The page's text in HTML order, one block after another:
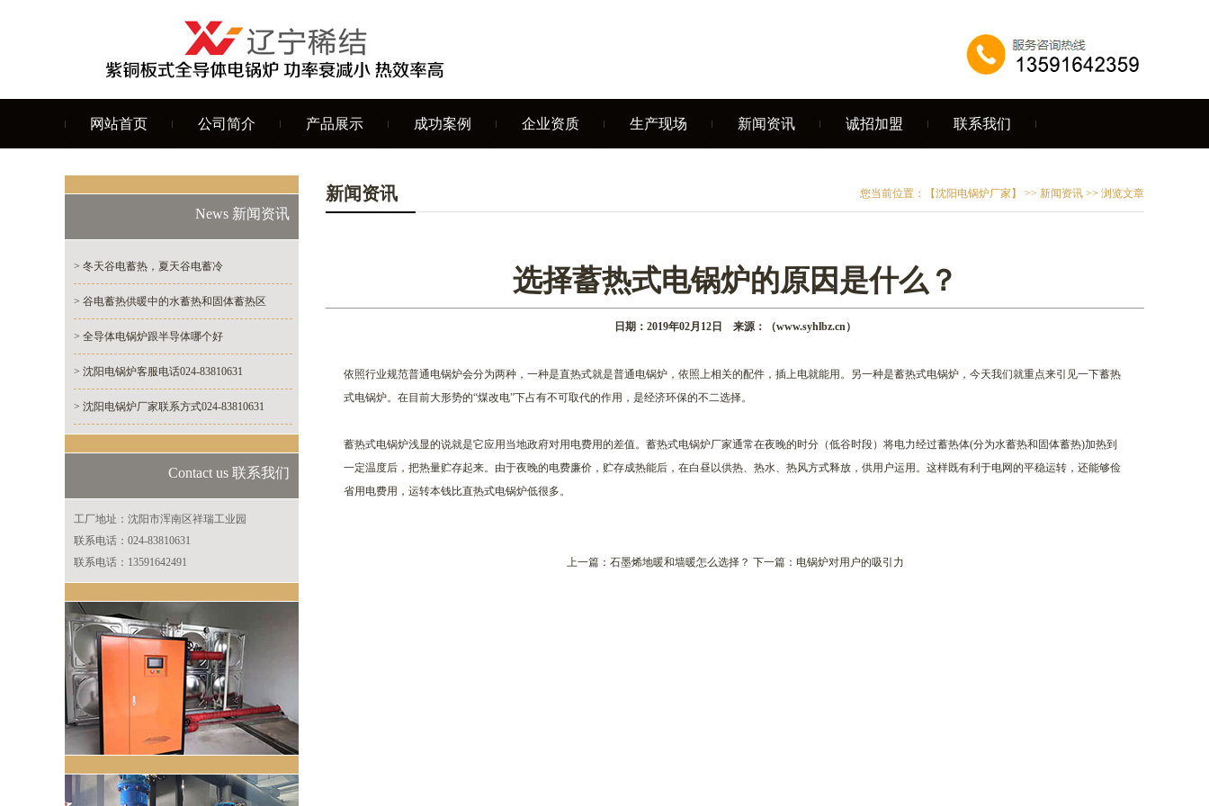
网站首页 公司简介 产品展示 成功案例 企业资质 生产现场 新闻资讯 诚招加盟 联系我们
News 新闻资讯
> 冬天谷电蓄热，夏天谷电蓄冷
> 谷电蓄热供暖中的水蓄热和固体蓄热区
> 全导体电锅炉跟半导体哪个好
> 沈阳电锅炉客服电话024-83810631
> 沈阳电锅炉厂家联系方式024-83810631
Contact us 联系我们
工厂地址：沈阳市浑南区祥瑞工业园
联系电话：024-83810631
联系电话：13591642491
新闻资讯 您当前位置： 【沈阳电锅炉厂家】 >> 新闻资讯 >> 浏览文章
选择蓄热式电锅炉的原因是什么？
日期：2019年02月12日 来源：（www.syhlbz.cn）
依照行业规范普通电锅炉会分为两种，一种是直热式就是普通电锅炉，依照上相关的配件，插上电就能用。另一种是蓄热式电锅炉，今天我们就重点来引见一下蓄热
式电锅炉。在目前大形势的“煤改电”下占有不可取代的作用，是经济环保的不二选择。
蓄热式电锅炉浅显的说就是它应用当地政府对用电费用的差值。蓄热式电锅炉厂家通常在夜晚的时分（低谷时段）将电力经过蓄热体(分为水蓄热和固体蓄热)加热到
一定温度后，把热量贮存起来。由于夜晚的电费廉价，贮存成热能后，在白昼以供热、热水、热风方式释放，供用户运用。这样既有利于电网的平稳运转，还能够俭
省用电费用，运转本钱比直热式电锅炉低很多。
上一篇： 石墨烯地暖和墙暖怎么选择？ 下一篇： 电锅炉对用户的吸引力